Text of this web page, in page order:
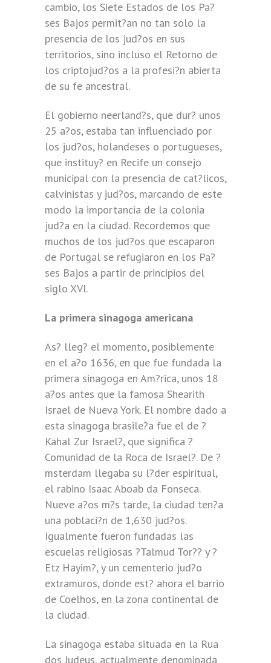
cambio, los Siete Estados de los Pa?
ses Bajos permit?an no tan solo la
presencia de los jud?os en sus
territorios, sino incluso el Retorno de
los criptojud?os a la profesi?n abierta
de su fe ancestral.
El gobierno neerland?s, que dur? unos
25 a?os, estaba tan influenciado por
los jud?os, holandeses o portugueses,
que instituy? en Recife un consejo
municipal con la presencia de cat?licos,
calvinistas y jud?os, marcando de este
modo la importancia de la colonia
jud?a en la ciudad. Recordemos que
muchos de los jud?os que escaparon
de Portugal se refugiaron en los Pa?
ses Bajos a partir de principios del
siglo XVI.
La primera sinagoga americana
As? lleg? el momento, posiblemente
en el a?o 1636, en que fue fundada la
primera sinagoga en Am?rica, unos 18
a?os antes que la famosa Shearith
Israel de Nueva York. El nombre dado a
esta sinagoga brasile?a fue el de ?
Kahal Zur Israel?, que significa ?
Comunidad de la Roca de Israel?. De ?
msterdam llegaba su l?der espiritual,
el rabino Isaac Aboab da Fonseca.
Nueve a?os m?s tarde, la ciudad ten?a
una poblaci?n de 1,630 jud?os.
Igualmente fueron fundadas las
escuelas religiosas ?Talmud Tor?? y ?
Etz Hayim?, y un cementerio jud?o
extramuros, donde est? ahora el barrio
de Coelhos, en la zona continental de
la ciudad.
La sinagoga estaba situada en la Rua
dos Judeus, actualmente denominada